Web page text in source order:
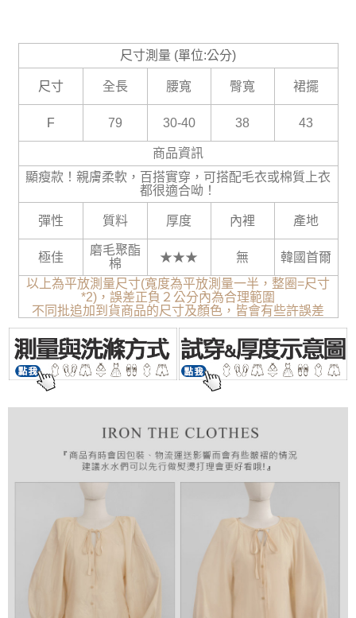
尺寸測量 (單位:公分)
尺寸 全長 腰寬 臀寬 裙擺
F 79 30-40 38 43
商品資訊
顯瘦款！親膚柔軟，百搭實穿，可搭配毛衣或棉質上衣
都很適合呦！
彈性 質料 厚度 內裡 產地
極佳
磨毛聚酯
棉
★★★ 無
韓國首爾
以上為平放測量尺寸(寬度為平放測量一半，整圈=尺寸
*2)，誤差正負２公分內為合理範圍
不同批追加到貨商品的尺寸及顏色，皆會有些許誤差